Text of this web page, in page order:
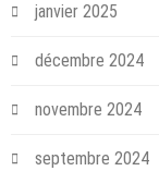
janvier 2025
décembre 2024
novembre 2024
septembre 2024